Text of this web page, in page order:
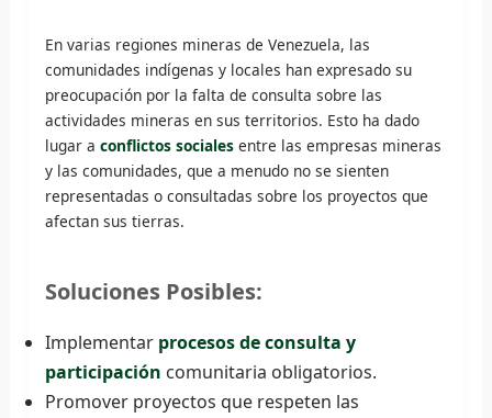
En varias regiones mineras de Venezuela, las
comunidades indígenas y locales han expresado su
preocupación por la falta de consulta sobre las
actividades mineras en sus territorios. Esto ha dado
lugar a conflictos socialesentre las empresas mineras
y las comunidades, que a menudo no se sienten
representadas o consultadas sobre los proyectos que
afectan sus tierras.
Soluciones Posibles:
Implementar procesos de consulta y
participación comunitaria obligatorios.
Promover proyectos que respeten las